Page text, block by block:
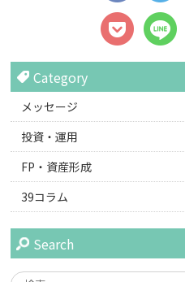
Category
メッセージ
投資・運用
FP・資産形成
39コラム
Search